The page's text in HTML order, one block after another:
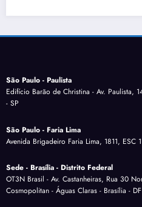
São Paulo - Paulista
Edifício Barão de Christina - Av. Paulista,
- SP
São Paulo - Faria Lima
Avenida Brigadeiro Faria Lima, 1811, ESC
Sede - Brasília - Distrito Federal
OT3N Brasil - Av. Castanheiras, Rua 30
Cosmopolitan - Águas Claras - Brasília - DF